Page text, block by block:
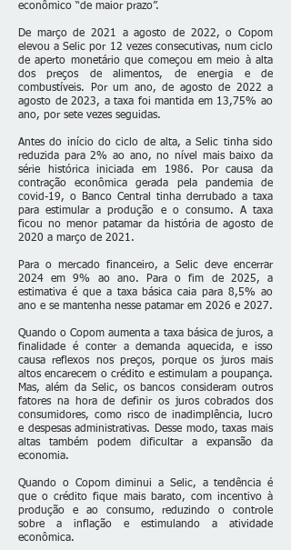
econômico “de maior prazo”.
De março de 2021 a agosto de 2022, o Copom
elevou a Selic por 12 vezes consecutivas, num ciclo
de aperto monetário que começou em meio à alta
dos preços de alimentos, de energia e de
combustíveis. Por um ano, de agosto de 2022 a
agosto de 2023, a taxa foi mantida em 13,75% ao
ano, por sete vezes seguidas.
Antes do início do ciclo de alta, a Selic tinha sido
reduzida para 2% ao ano, no nível mais baixo da
série histórica iniciada em 1986. Por causa da
contração econômica gerada pela pandemia de
covid-19, o Banco Central tinha derrubado a taxa
para estimular a produção e o consumo. A taxa
ficou no menor patamar da história de agosto de
2020 a março de 2021.
Para o mercado financeiro, a Selic deve encerrar
2024 em 9% ao ano. Para o fim de 2025, a
estimativa é que a taxa básica caia para 8,5% ao
ano e se mantenha nesse patamar em 2026 e 2027.
Quando o Copom aumenta a taxa básica de juros, a
finalidade é conter a demanda aquecida, e isso
causa reflexos nos preços, porque os juros mais
altos encarecem o crédito e estimulam a poupança.
Mas, além da Selic, os bancos consideram outros
fatores na hora de definir os juros cobrados dos
consumidores, como risco de inadimplência, lucro
e despesas administrativas. Desse modo, taxas mais
altas também podem dificultar a expansão da
economia.
Quando o Copom diminui a Selic, a tendência é
que o crédito fique mais barato, com incentivo à
produção e ao consumo, reduzindo o controle
sobre a inflação e estimulando a atividade
econômica.